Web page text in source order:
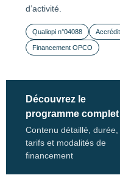
d’activité.
Qualiopi n°04088
Financement OPCO
Découvrez le
programme complet
Contenu détaillé, durée,
tarifs et modalités de
financement